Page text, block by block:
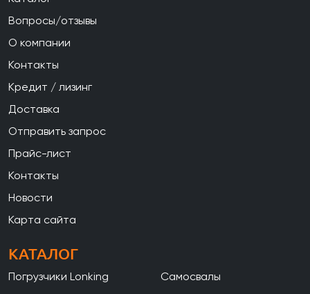
Вопросы/отзывы
О компании
Контакты
Кредит / лизинг
Доставка
Отправить запрос
Прайс-лист
Контакты
Новости
Карта сайта
КАТАЛОГ
Погрузчики Lonking
Самосвалы